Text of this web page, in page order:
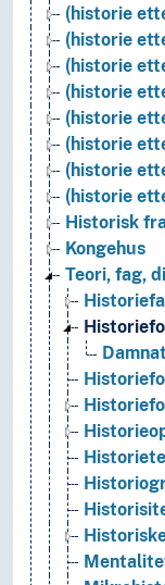
(historie
(historie
(historie
(historie
(historie
(historie
(historie
(historie
Historisk
Kongehus
Teori, fag,